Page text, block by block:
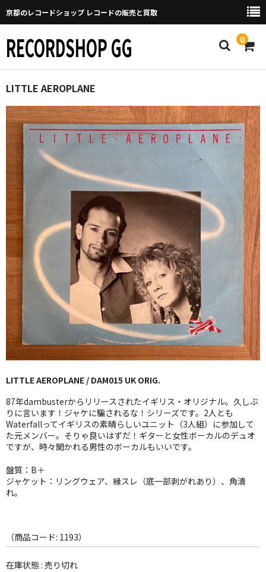
京都のレコードショップ レコードの販売と買取
RECORDSHOP GG 0
Home
マイページ
GGについて
買取について
取り置きなどについて
New Arrivals
新譜
GG RECORD （当店のレーベル）
BLUE NOTE
JAZZ-EU
JAZZ-JP
JAZZ-VOCAL
ROCK
WORLD
その他
LITTLE AEROPLANE
LITTLE AEROPLANE / DAM015 UK ORIG.
87年dambusterからリリースされたイギリス・オリジナル。久しぶ
りに言います！ジャケに騙されるな！シリーズです。2人とも
Waterfallってイギリスの素晴らしいユニット（3人組）に参加して
た元メンバー。そりゃ良いはずだ！ギターと女性ボーカルのデュオ
ですが、時々聞かれる男性のボーカルもいいです。
盤質：B＋
ジャケット：リングウェア、縁スレ（底一部剥がれあり）、角潰
れ。
（商品コード: 1193）
在庫状態 : 売り切れ